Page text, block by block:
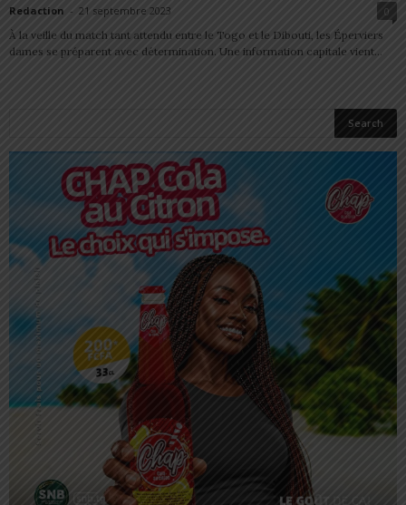
Redaction - 21 septembre 2023
0
À la veille du match tant attendu entre le Togo et le Dibouti, les Éperviers
dames se préparent avec détermination. Une information capitale vient...